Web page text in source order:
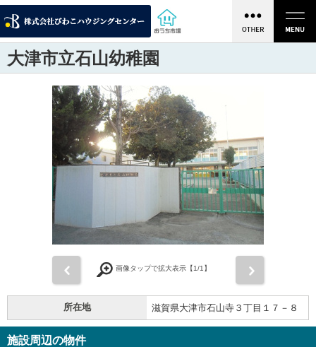
大津市立石山幼稚園
画像タップで拡大表示【1/1】
所在地 滋賀県大津市石山寺３丁目１７－８
施設周辺の物件